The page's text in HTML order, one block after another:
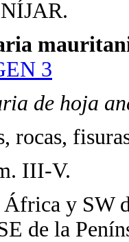
3
de hoja
rocas,
III-V.
y SW
de la